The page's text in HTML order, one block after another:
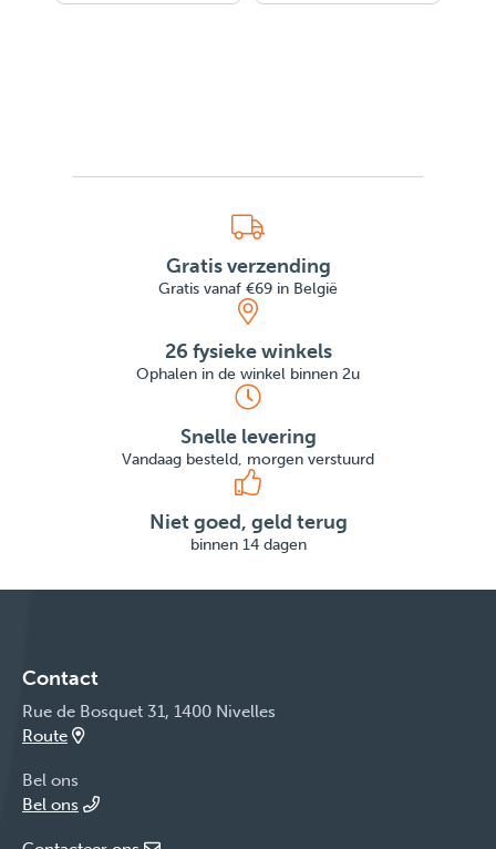
Gratis verzending
Gratis vanaf €69 in België
26 fysieke winkels
Ophalen in de winkel binnen 2u
Snelle levering
Vandaag besteld, morgen verstuurd
Niet goed, geld terug
binnen 14 dagen
Contact
Rue de Bosquet 31, 1400 Nivelles
Route
Bel ons
Bel ons